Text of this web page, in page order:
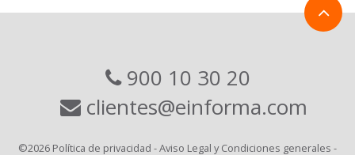
900 10 30 20
clientes@einforma.com
©2026 Política de privacidad -Aviso Legal y Condiciones generales -